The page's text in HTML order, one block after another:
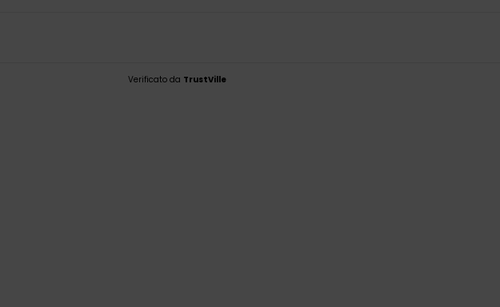
Verificato da TrustVille